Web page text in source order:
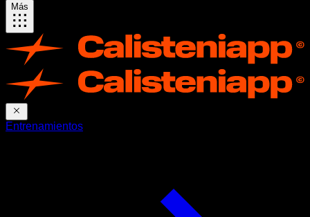
Más
Entrenamientos